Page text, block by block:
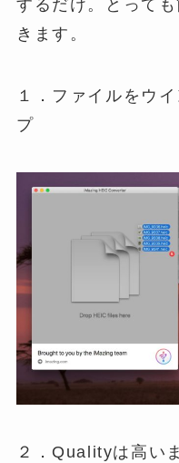
するだけ。とって
きます。
１．ファイルをウ
プ
２．Qualityは高い